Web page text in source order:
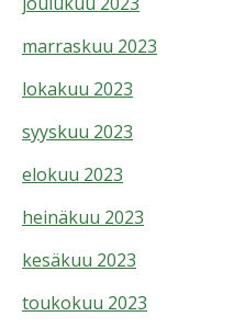
marraskuu 2023
lokakuu 2023
syyskuu 2023
elokuu 2023
heinäkuu 2023
kesäkuu 2023
toukokuu 2023